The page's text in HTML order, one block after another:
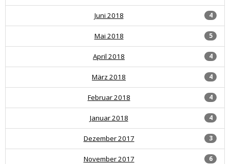
4
Juni 2018
5
Mai 2018
4
April 2018
4
März 2018
4
Februar 2018
4
Januar 2018
3
Dezember 2017
6
November 2017